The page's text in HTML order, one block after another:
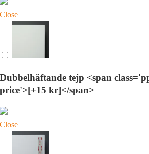
Close
Dubbelhäftande tejp <span
price'>[+15 kr]</span>
Close